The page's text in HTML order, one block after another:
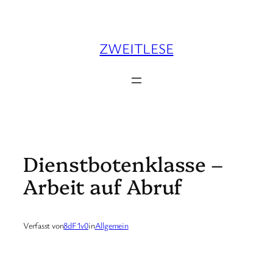
ZWEITLESE
Dienstbotenklasse –
Arbeit auf Abruf
Verfasst von8dF1v0inAllgemein